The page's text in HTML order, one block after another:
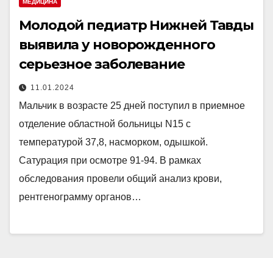
Молодой педиатр Нижней Тавды
выявила у новорожденного
серьезное заболевание
11.01.2024
Мальчик в возрасте 25 дней поступил в приемное
отделение областной больницы N15 с
температурой 37,8, насморком, одышкой.
Сатурация при осмотре 91-94. В рамках
обследования провели общий анализ крови,
рентгенограмму органов…